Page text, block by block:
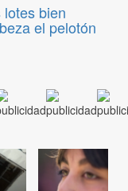
bien
el pelotón